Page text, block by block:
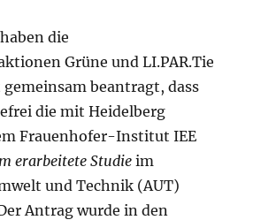
die
Grüne und LI.PAR.Tie
beantragt, dass
die mit Heidelberg
Frauenhofer-Institut IEE
erarbeitete Studieim
und Technik (AUT)
Antrag wurde in den